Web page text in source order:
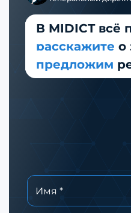
В MIDICT всё
расскажите о
предложим